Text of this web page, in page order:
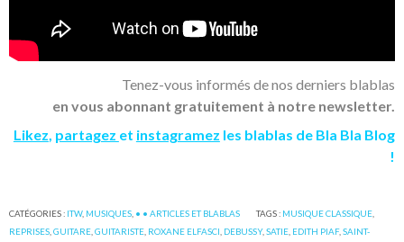
Tenez-vous informés de nos derniers blablas
en vous abonnant gratuitement à notre newsletter.
Likez, partagez et instagramez les blablas de Bla Bla Blog
!
CATÉGORIES : ITW, MUSIQUES • • ARTICLES ET BLABLAS TAGS : MUSIQUE CLASSIQUE
REPRISES ,GUITARE ,GUITARISTE ROXANE ELFASCI DEBUSSY,SATIE EDITH PIAF,SAINT-